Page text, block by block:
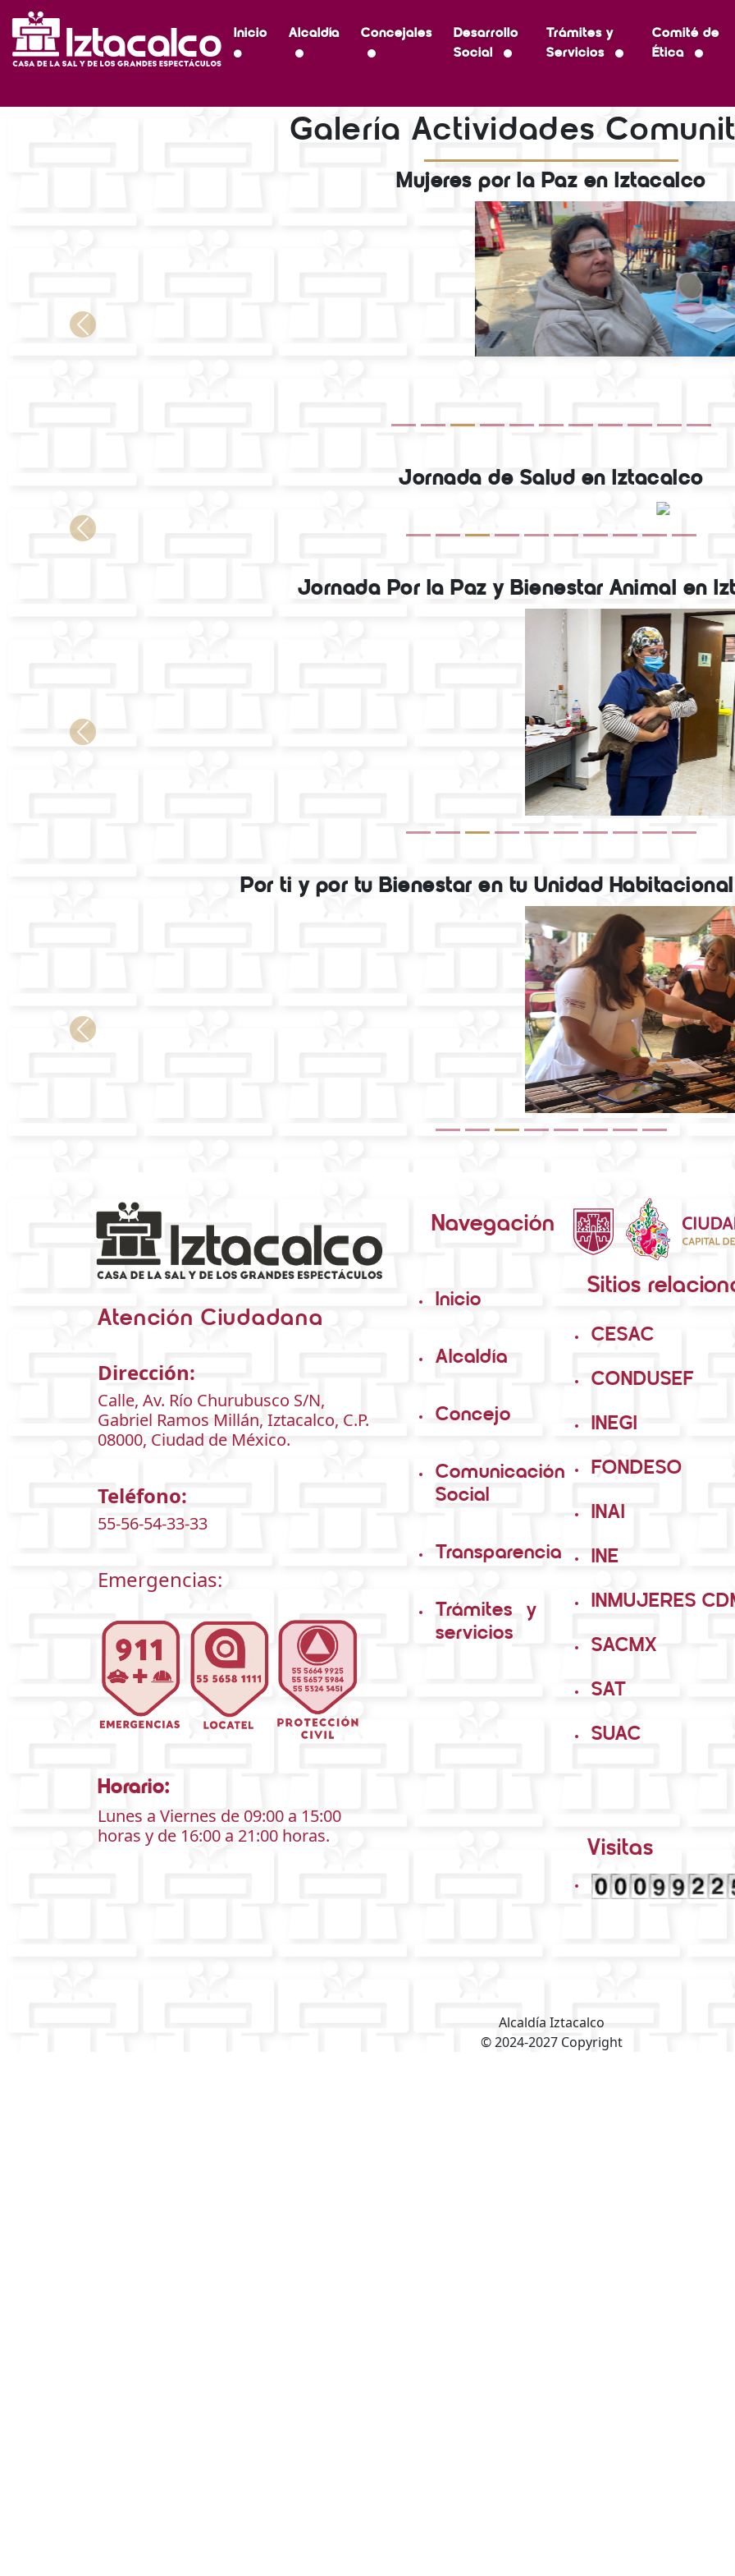
Inicio Alcaldía Concejales
Desarrollo
Social
Trámites y
Servicios
Comité de
Ética
Galería Actividades
Mujeres por la Paz en Iztacalco
Jornada de Salud en Iztacalco
Jornada Por la Paz y Bienestar Animal en
Por ti y por tu Bienestar en tu Unidad
Atención Ciudadana
Dirección:
Gabriel Ramos Millán, Iztacalco, C.P.
08000, Ciudad de México.
Teléfono:
Emergencias:
horas y de 16:00 a 21:00 horas.
Alcaldía
Concejo
Comunicación
Transparencia
Trámites y
Sitios
CESAC
CONDUSEF
INEGI
FONDESO
INAI
INE
INMUJERES
SACMX
SAT
SUAC